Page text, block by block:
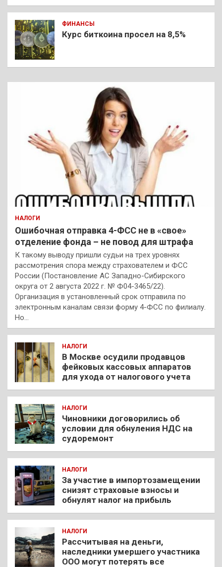
ФИНАНСЫ
Курс биткоина просел на 8,5%
НАЛОГИ
Ошибочная отправка 4-ФСС не в «свое»
отделение фонда – не повод для штрафа
К такому выводу пришли судьи на трех уровнях
рассмотрения спора между страхователем и ФСС
России (Постановление АС Западно-Сибирского
округа от 2 августа 2022 г. № Ф04-3465/22).
Организация в установленный срок отправила по
электронным каналам связи форму 4-ФСС по филиалу.
Но…
НАЛОГИ
В Москве осудили продавцов
фейковых кассовых аппаратов
для ухода от налогового учета
НАЛОГИ
Чиновники договорились об
условии для обнуления НДС на
судоремонт
НАЛОГИ
За участие в импортозамещении
снизят страховые взносы и
обнулят налог на прибыль
НАЛОГИ
Рассчитывая на деньги,
наследники умершего участника
ООО могут потерять все